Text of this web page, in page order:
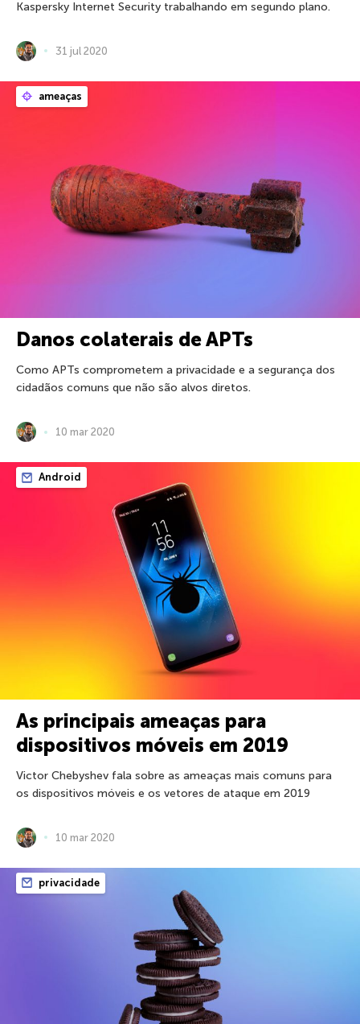
Kaspersky Internet Security trabalhando em segundo plano.
31 jul 2020
ameaças
Danos colaterais de APTs
Como APTs comprometem a privacidade e a segurança dos
cidadãos comuns que não são alvos diretos.
10 mar 2020
Android
As principais ameaças para
dispositivos móveis em 2019
Victor Chebyshev fala sobre as ameaças mais comuns para
os dispositivos móveis e os vetores de ataque em 2019
10 mar 2020
privacidade